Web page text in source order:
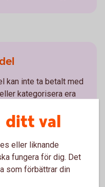
kan inte ta betalt med
kategorisera era
i realtid
fördela arbetspass
ditt val
eller liknande
fungera för dig. Det
som förbättrar din